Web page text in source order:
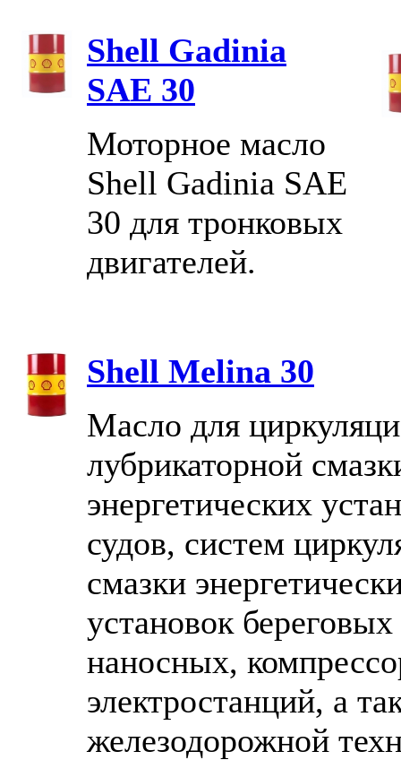
Shell Gadinia
SAE 30
Моторное масло
Shell Gadinia SAE
30 для тронковых
двигателей.
Shell Melina 30
Масло для
лубрикаторной
энергетических
судов, систем
смазки
установок береговых
наносных,
электростанций, а
железодорожной